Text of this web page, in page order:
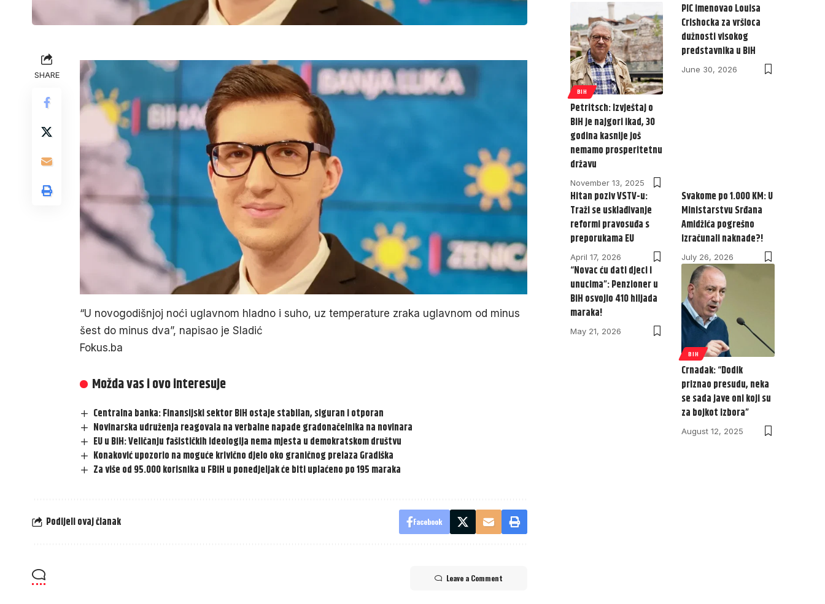
SHARE
“U novogodišnjoj noći uglavnom hladno i suho, uz temperature zraka uglavnom od minus
šest do minus dva”, napisao je Sladić
Fokus.ba
Možda vas i ovo interesuje
Centralna banka: Finansijski sektor BiH ostaje stabilan, siguran i otporan
Novinarska udruženja reagovala na verbalne napade gradonačelnika na novinara
EU u BiH: Veličanju fašističkih ideologija nema mjesta u demokratskom društvu
Konaković upozorio na moguće krivično djelo oko graničnog prelaza Gradiška
Za više od 95.000 korisnika u FBiH u ponedjeljak će biti uplaćeno po 195 maraka
Podijeli ovaj članak Facebook
Leave a Comment
BIH
Petritsch: Izvještaj o
BiH je najgori ikad, 30
godina kasnije još
nemamo prosperitetnu
državu
November 13, 2025
PIC imenovao Louisa
Crishocka za vršioca
dužnosti visokog
predstavnika u BiH
June 30, 2026
Hitan poziv VSTV-u:
Traži se usklađivanje
reformi pravosuđa s
preporukama EU
April 17, 2026
Svakome po 1.000 KM: U
Ministarstvu Srđana
Amidžića pogrešno
izračunali naknade?!
July 26, 2026
“Novac ću dati djeci i
unucima”: Penzioner u
BiH osvojio 410 hiljada
maraka!
May 21, 2026
BIH
Crnadak: “Dodik
priznao presudu, neka
se sada jave oni koji su
za bojkot izbora”
August 12, 2025